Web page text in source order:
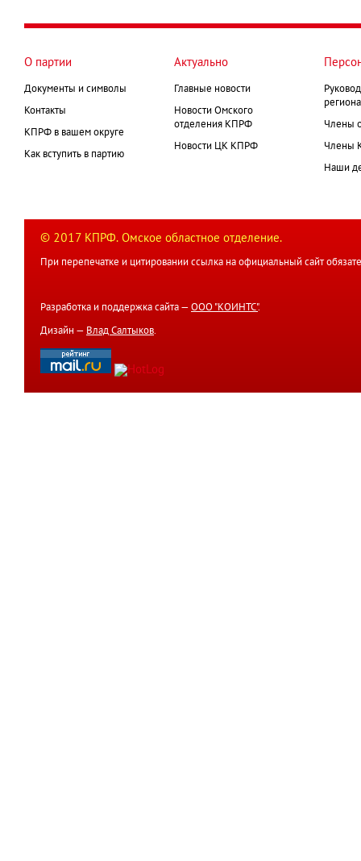
О партии
Документы и символы
Контакты
КПРФ в вашем округе
Как вступить в партию
Актуально
Главные новости
Новости Омского
отделения КПРФ
Новости ЦК КПРФ
Члены
Члены
Наши
© 2017 КПРФ. Омское областное отделение.
При перепечатке и цитировании ссылка на официальный сайт
Разработка и поддержка сайта — ООО "КОИНТС".
Дизайн — Влад Салтыков.